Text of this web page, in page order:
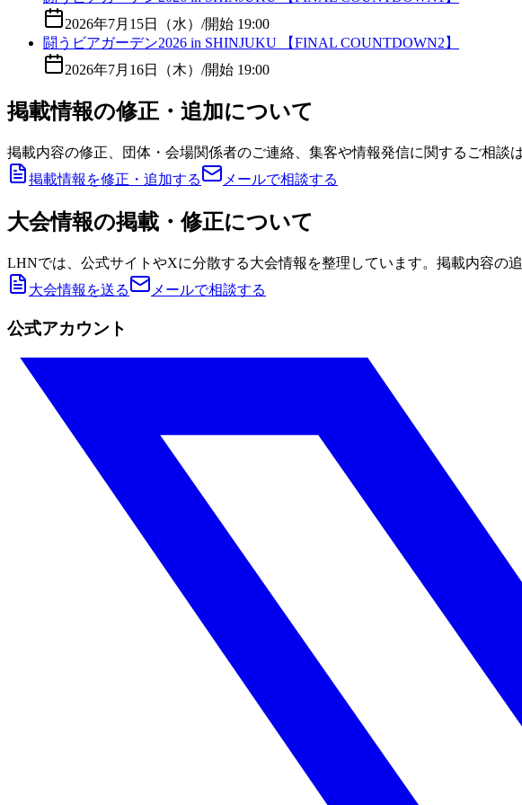
2026年7月15日（水） /開始 19:00
闘うビアガーデン2026 in SHINJUKU 【FINAL COUNTDOWN2】
2026年7月16日（木） /開始 19:00
掲載情報の修正・追加について
掲載内容の修正、団体・会場関係者のご連絡、集客や情報発信に関するご相談
掲載情報を修正・追加する
メールで相談する
大会情報の掲載・修正について
LHNでは、公式サイトやXに分散する大会情報を整理しています。掲載内容の
大会情報を送る
メールで相談する
公式アカウント